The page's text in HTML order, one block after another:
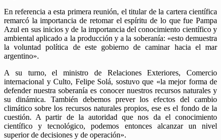
En referencia a esta primera reunión, el titular de la cartera científica
remarcó la importancia de retomar el espíritu de lo que fue Pampa
Azul en sus inicios y de la importancia del conocimiento científico y
ambiental aplicado a la producción y a la soberanía: «esto demuestra
la voluntad política de este gobierno de caminar hacia el mar
argentino».
A su turno, el ministro de Relaciones Exteriores, Comercio
internacional y Culto, Felipe Solá, sostuvo que «la mejor forma de
defender nuestra soberanía es conocer nuestros recursos naturales y
su dinámica. También debemos prever los efectos del cambio
climático sobre los recursos naturales propios, ese es el fondo de la
cuestión. A partir de la autoridad que nos da el conocimiento
científico y tecnológico, podemos entonces alcanzar un nivel
superior de decisiones y de operación».